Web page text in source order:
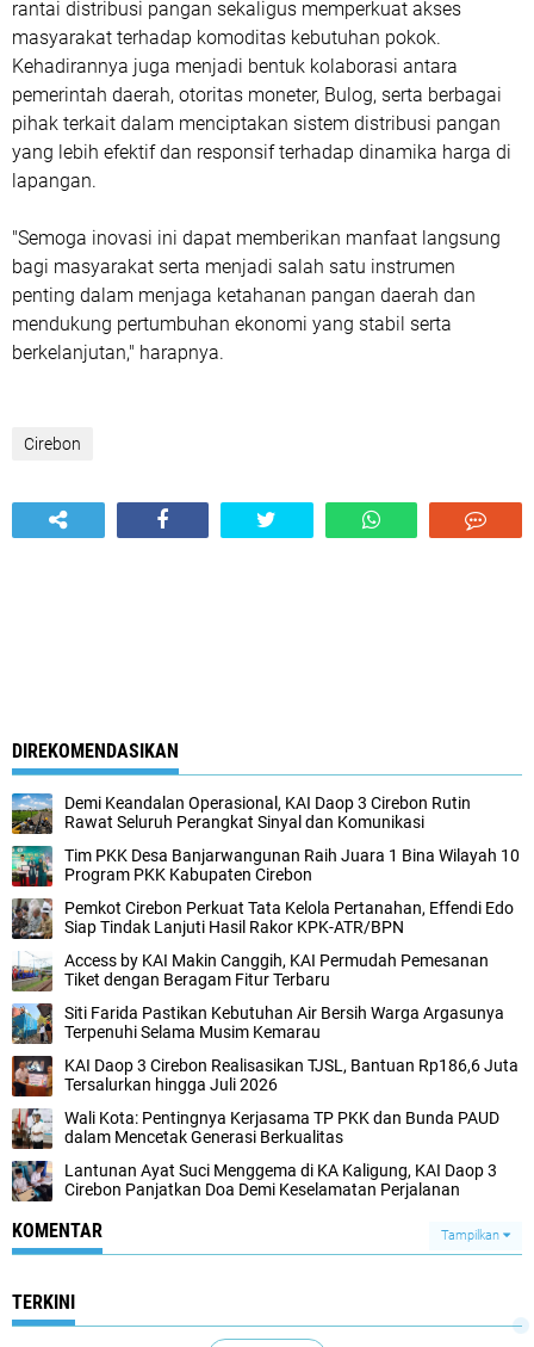
rantai distribusi pangan sekaligus memperkuat akses
masyarakat terhadap komoditas kebutuhan pokok.
Kehadirannya juga menjadi bentuk kolaborasi antara
pemerintah daerah, otoritas moneter, Bulog, serta berbagai
pihak terkait dalam menciptakan sistem distribusi pangan
yang lebih efektif dan responsif terhadap dinamika harga di
lapangan.
"Semoga inovasi ini dapat memberikan manfaat langsung
bagi masyarakat serta menjadi salah satu instrumen
penting dalam menjaga ketahanan pangan daerah dan
mendukung pertumbuhan ekonomi yang stabil serta
berkelanjutan," harapnya.
Cirebon
DIREKOMENDASIKAN
Demi Keandalan Operasional, KAI Daop 3 Cirebon Rutin
Rawat Seluruh Perangkat Sinyal dan Komunikasi
Tim PKK Desa Banjarwangunan Raih Juara 1 Bina Wilayah 10
Program PKK Kabupaten Cirebon
Pemkot Cirebon Perkuat Tata Kelola Pertanahan, Effendi Edo
Siap Tindak Lanjuti Hasil Rakor KPK-ATR/BPN
Access by KAI Makin Canggih, KAI Permudah Pemesanan
Tiket dengan Beragam Fitur Terbaru
Siti Farida Pastikan Kebutuhan Air Bersih Warga Argasunya
Terpenuhi Selama Musim Kemarau
KAI Daop 3 Cirebon Realisasikan TJSL, Bantuan Rp186,6 Juta
Tersalurkan hingga Juli 2026
Wali Kota: Pentingnya Kerjasama TP PKK dan Bunda PAUD
dalam Mencetak Generasi Berkualitas
Lantunan Ayat Suci Menggema di KA Kaligung, KAI Daop 3
Cirebon Panjatkan Doa Demi Keselamatan Perjalanan
KOMENTAR Tampilkan
TERKINI